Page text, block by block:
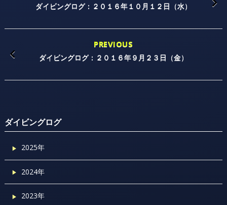
ダイビングログ：２０１６年１０月１２日（水）
PREVIOUS
ダイビングログ：２０１６年９月２３日（金）
ダイビングログ
2025年
2024年
2023年